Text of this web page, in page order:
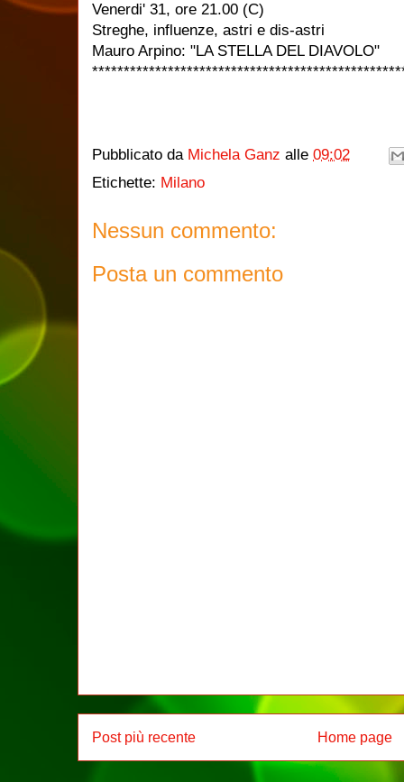
Venerdi' 31, ore 21.00 (C)
Streghe, influenze, astri e dis-astri
Mauro Arpino: "LA STELLA DEL DIAVOLO"
Pubblicato da Michela Ganz alle 09:02
Etichette: Milano
Nessun commento:
Posta un commento
Post più recente Home page